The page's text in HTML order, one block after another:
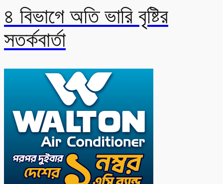
৪ বিভাগে অতি ভারি বৃষ্টির
সতর্কবার্তা